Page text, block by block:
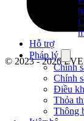
Hỗ trợ
Pháp lý
Chính
Chính
Điều
Thỏa
Thông
© 2023 - 2026